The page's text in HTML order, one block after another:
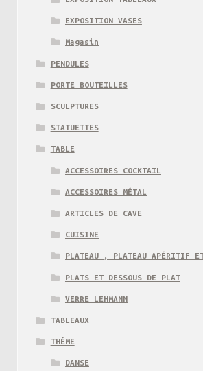
EXPOSITION VASES
Magasin
PENDULES
PORTE BOUTEILLES
SCULPTURES
STATUETTES
TABLE
ACCESSOIRES COCKTAIL
ACCESSOIRES MÉTAL
ARTICLES DE CAVE
CUISINE
PLATEAU , PLATEAU APÉRITIF
PLATS ET DESSOUS DE PLAT
VERRE LEHMANN
TABLEAUX
THÉME
DANSE